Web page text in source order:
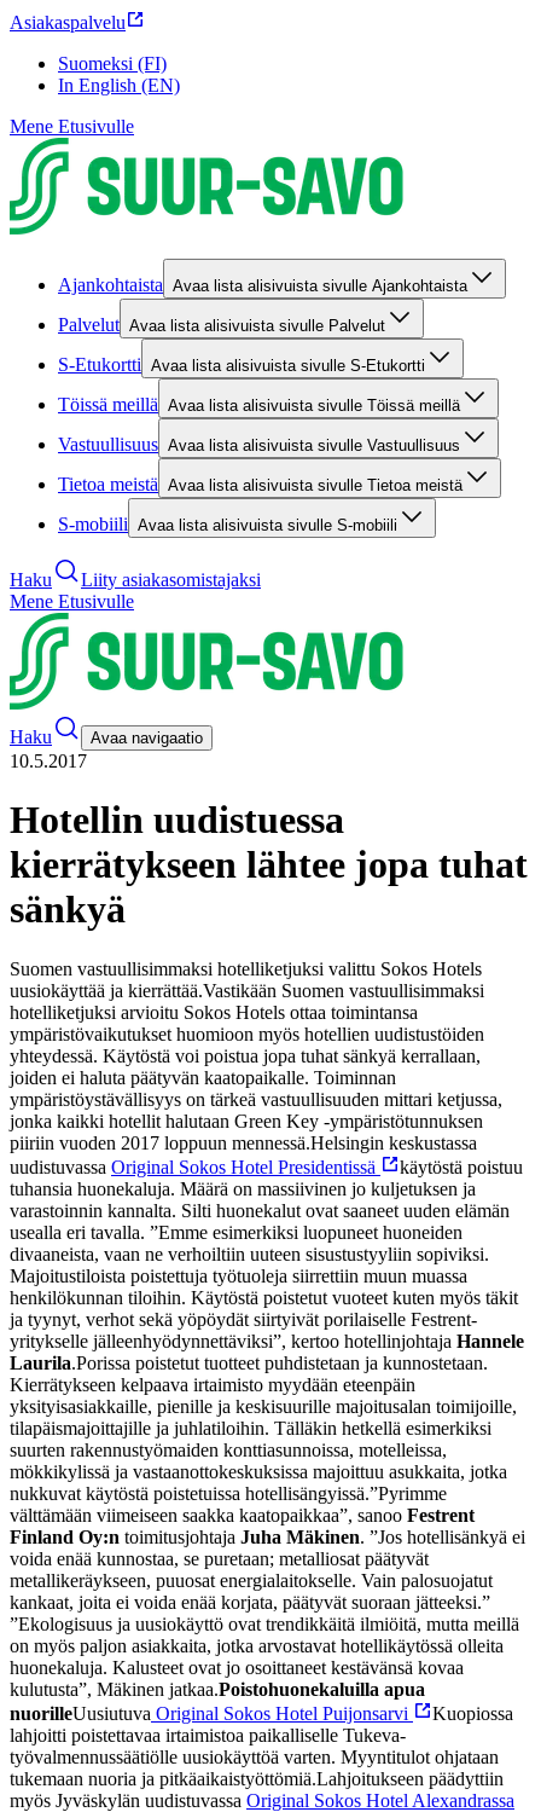
Asiakaspalvelu
Suomeksi (FI)
In English (EN)
Mene Etusivulle
Ajankohtaista Avaa lista alisivuista sivulle Ajankohtaista
Palvelut Avaa lista alisivuista sivulle Palvelut
S-Etukortti Avaa lista alisivuista sivulle S-Etukortti
Töissä meillä Avaa lista alisivuista sivulle Töissä meillä
Vastuullisuus Avaa lista alisivuista sivulle Vastuullisuus
Tietoa meistä Avaa lista alisivuista sivulle Tietoa meistä
S-mobiili Avaa lista alisivuista sivulle S-mobiili
Haku
Liity asiakasomistajaksi
Mene Etusivulle
Haku Avaa navigaatio
10.5.2017
Hotellin uudistuessa
kierrätykseen lähtee jopa tuhat
sänkyä
Suomen vastuullisimmaksi hotelliketjuksi valittu Sokos Hotels
uusiokäyttää ja kierrättää.Vastikään Suomen vastuullisimmaksi
hotelliketjuksi arvioitu Sokos Hotels ottaa toimintansa
ympäristövaikutukset huomioon myös hotellien uudistustöiden
yhteydessä. Käytöstä voi poistua jopa tuhat sänkyä kerrallaan,
joiden ei haluta päätyvän kaatopaikalle. Toiminnan
ympäristöystävällisyys on tärkeä vastuullisuuden mittari ketjussa,
jonka kaikki hotellit halutaan Green Key -ympäristötunnuksen
piiriin vuoden 2017 loppuun mennessä.Helsingin keskustassa
uudistuvassa Original Sokos Hotel Presidentissä
käytöstä poistuu
tuhansia huonekaluja. Määrä on massiivinen jo kuljetuksen ja
varastoinnin kannalta. Silti huonekalut ovat saaneet uuden elämän
usealla eri tavalla. ”Emme esimerkiksi luopuneet huoneiden
divaaneista, vaan ne verhoiltiin uuteen sisustustyyliin sopiviksi.
Majoitustiloista poistettuja työtuoleja siirrettiin muun muassa
henkilökunnan tiloihin. Käytöstä poistetut vuoteet kuten myös täkit
ja tyynyt, verhot sekä yöpöydät siirtyivät porilaiselle Festrent-
yritykselle jälleenhyödynnettäviksi”, kertoo hotellinjohtaja Hannele
Laurila.Porissa poistetut tuotteet puhdistetaan ja kunnostetaan.
Kierrätykseen kelpaava irtaimisto myydään eteenpäin
yksityisasiakkaille, pienille ja keskisuurille majoitusalan toimijoille,
tilapäismajoittajille ja juhlatiloihin. Tälläkin hetkellä esimerkiksi
suurten rakennustyömaiden konttiasunnoissa, motelleissa,
mökkikylissä ja vastaanottokeskuksissa majoittuu asukkaita, jotka
nukkuvat käytöstä poistetuissa hotellisängyissä.”Pyrimme
välttämään viimeiseen saakka kaatopaikkaa”, sanoo Festrent
Finland Oy:n toimitusjohtaja Juha Mäkinen. ”Jos hotellisänkyä ei
voida enää kunnostaa, se puretaan; metalliosat päätyvät
metallikeräykseen, puuosat energialaitokselle. Vain palosuojatut
kankaat, joita ei voida enää korjata, päätyvät suoraan jätteeksi.”
”Ekologisuus ja uusiokäyttö ovat trendikkäitä ilmiöitä, mutta meillä
on myös paljon asiakkaita, jotka arvostavat hotellikäytössä olleita
huonekaluja. Kalusteet ovat jo osoittaneet kestävänsä kovaa
kulutusta”, Mäkinen jatkaa.Poistohuonekaluilla apua
nuorilleUusiutuva Original Sokos Hotel Puijonsarvi
Kuopiossa
lahjoitti poistettavaa irtaimistoa paikalliselle Tukeva-
työvalmennussäätiölle uusiokäyttöä varten. Myyntitulot ohjataan
tukemaan nuoria ja pitkäaikaistyöttömiä.Lahjoitukseen päädyttiin
myös Jyväskylän uudistuvassa Original Sokos Hotel Alexandrassa